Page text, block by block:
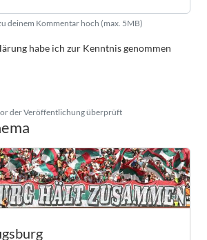
deinem Kommentar hoch (max. 5MB)
habe ich zur Kenntnis genommen
der Veröffentlichung überprüft